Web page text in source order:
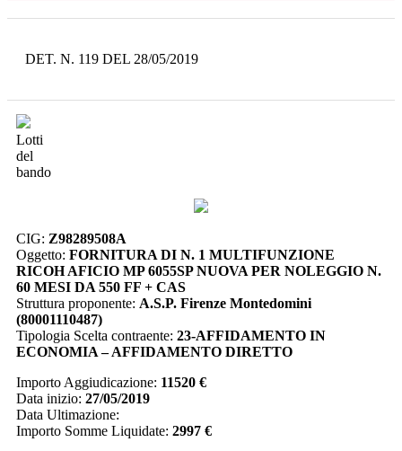
DET. N. 119 DEL 28/05/2019
Lotti
del
bando
CIG: Z98289508A
Oggetto: FORNITURA DI N. 1 MULTIFUNZIONE
RICOH AFICIO MP 6055SP NUOVA PER NOLEGGIO N.
60 MESI DA 550 FF + CAS
Struttura proponente: A.S.P. Firenze Montedomini
(80001110487)
Tipologia Scelta contraente: 23-AFFIDAMENTO IN
ECONOMIA – AFFIDAMENTO DIRETTO
Importo Aggiudicazione: 11520 €
Data inizio: 27/05/2019
Data Ultimazione:
Importo Somme Liquidate: 2997 €